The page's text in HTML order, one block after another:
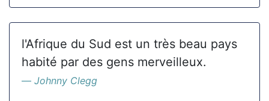
l'Afrique du Sud est un très beau pays
habité par des gens merveilleux.
Johnny Clegg